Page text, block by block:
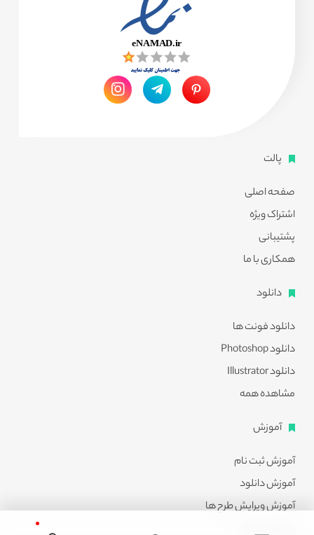
پالت
صفحه اصلی
اشتراک ویژه
پشتیبانی
همکاری با ما
دانلود
دانلود فونت ها
دانلود Photoshop
دانلود Illustrator
مشاهده همه
آموزش
آموزش ثبت نام
آموزش دانلود
آموزش ویرایش طرح ها